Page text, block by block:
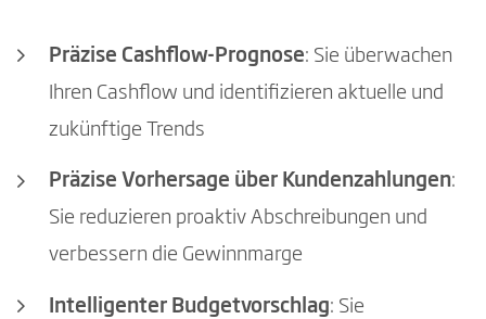
Präzise Cashflow-Prognose: Sie überwachen
Ihren Cashflow und identifizieren aktuelle und
zukünftige Trends
Präzise Vorhersage über Kundenzahlungen:
Sie reduzieren proaktiv Abschreibungen und
verbessern die Gewinnmarge
Intelligenter Budgetvorschlag: Sie